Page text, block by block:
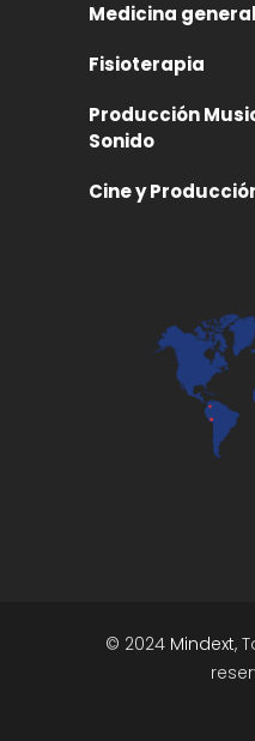
Medicina general
Fisioterapia
Producción
Sonido
Cine y
© 2024 Mindext,